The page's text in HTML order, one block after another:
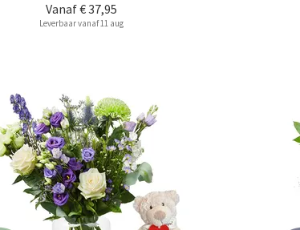
Vanaf€ 37,95
Leverbaar vanaf 11 aug